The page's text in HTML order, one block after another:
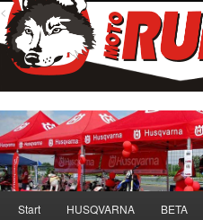
<
Zum
Zum
Start HUSQVARNA BETA